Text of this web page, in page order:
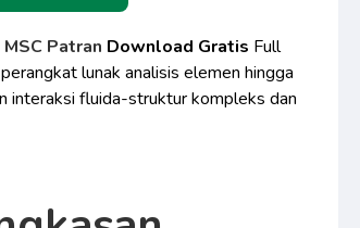
MSC Patran Download Gratis Full
lunak analisis elemen hingga
interaksi fluida-struktur kompleks dan